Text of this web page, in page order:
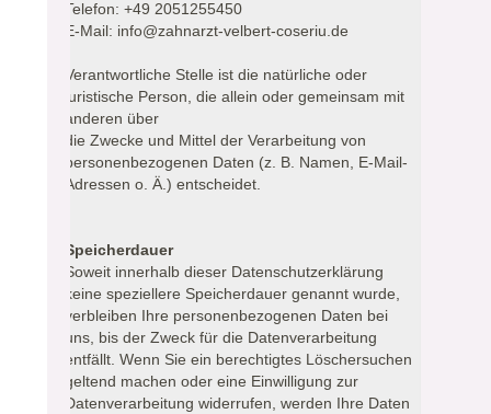
Telefon: +49 2051255450
E-Mail: info@zahnarzt-velbert-coseriu.de
Verantwortliche Stelle ist die natürliche oder
juristische Person, die allein oder gemeinsam mit
anderen über
die Zwecke und Mittel der Verarbeitung von
personenbezogenen Daten (z. B. Namen, E-Mail-
Adressen o. Ä.) entscheidet.
Speicherdauer
Soweit innerhalb dieser Datenschutzerklärung
keine speziellere Speicherdauer genannt wurde,
verbleiben Ihre personenbezogenen Daten bei
uns, bis der Zweck für die Datenverarbeitung
entfällt. Wenn Sie ein berechtigtes Löschersuchen
geltend machen oder eine Einwilligung zur
Datenverarbeitung widerrufen, werden Ihre Daten